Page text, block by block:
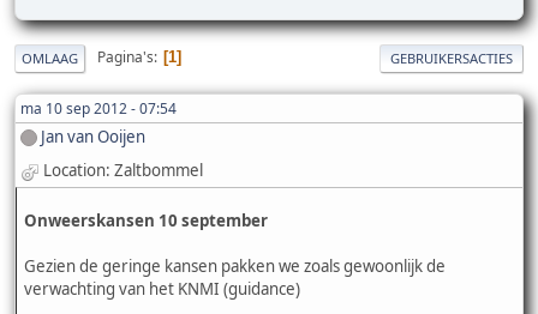
OMLAAG Pagina's 1 GEBRUIKERSACTIES
ma 10 sep 2012 - 07:54
Jan van Ooijen
Location: Zaltbommel
Onweerskansen 10 september
Gezien de geringe kansen pakken we zoals gewoonlijk de
verwachting van het KNMI (guidance)